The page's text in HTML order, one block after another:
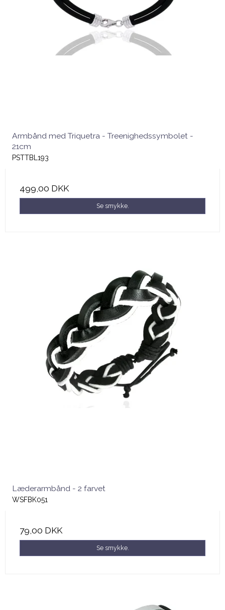
Armbånd med Triquetra - Treenighedssymbolet -
21cm
PSTTBL193
499,00 DKK
Se smykke.
Læderarmbånd - 2 farvet
WSFBK051
79,00 DKK
Se smykke.